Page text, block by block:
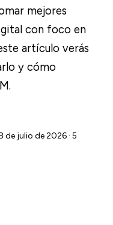
mejores
con foco en
artículo verás
y cómo
de julio de 2026 · 5